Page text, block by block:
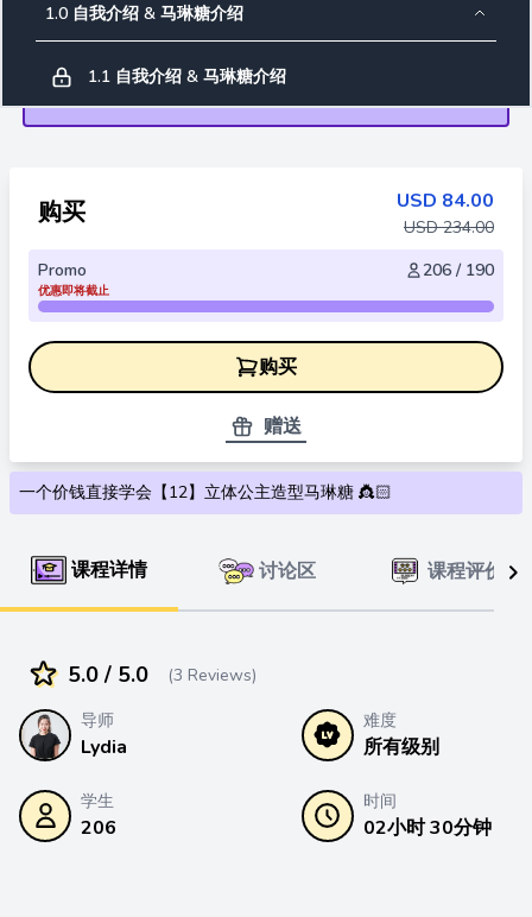
1.0 自我介绍 & 马琳糖介绍
1.1 自我介绍 & 马琳糖介绍
2.2 工具介绍
3.1 马琳糖免失败须知
4.0 蛋白霜打法的方法
4.1 蛋白霜打法的方法 Part 1
5.0 调色技巧与示范 & 花嘴装袋示范
5.2 调色技巧与示范 & 花嘴装袋示范 Part 2
课程详情 讨论区 课程评价
5.0 / 5.0
(3 Reviews)
导师
Lydia
难度
所有级别
学生
206
时间
02小时 30分钟
购买 USD 84.00
USD 234.00
Promo
206 / 190
优惠即将截止
购买
赠送
一个价钱直接学会【12】立体公主造型马琳糖 👸🏻